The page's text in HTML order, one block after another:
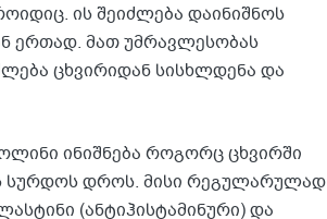
ის შეიძლება დაინიშნოს
ერთად. მათ უმრავლესობას
ცხვირიდან სისხლდენა და
ინიშნება როგორც ცხვირში
სურდოს დროს. მისი რეგულარულად
(ანტიჰისტამინური) და